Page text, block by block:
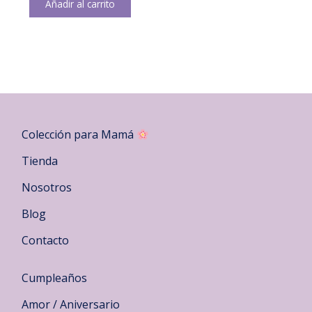
Añadir al carrito
Colección para Mamá
Tienda
Nosotros
Blog
Contacto
Cumpleaños
Amor / Aniversario